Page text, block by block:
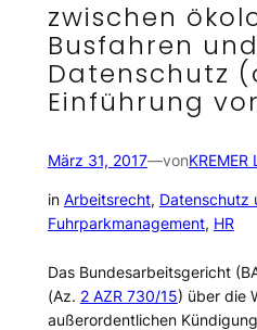
zwischen
Busfahren und
Datenschutz
Einführung
März 31, 2017—vonKREMER
in Arbeitsrecht, Datenschutz
Fuhrparkmanagement, HR
Das Bundesarbeitsgericht
(Az. 2 AZR 730/15) über die
außerordentlichen